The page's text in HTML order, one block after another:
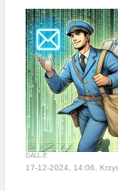
DALL-E
17-12-2024, 14:06,